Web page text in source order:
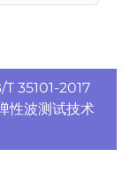
T 35101-2017
性波测试技术